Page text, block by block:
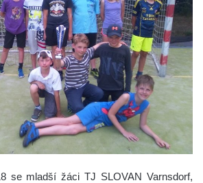
se mladší žáci TJ SLOVAN Varnsdorf,